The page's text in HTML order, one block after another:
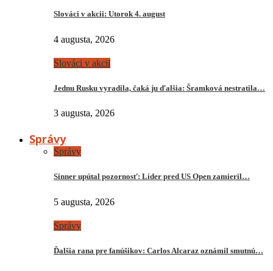
Slováci v akcii: Utorok 4. august
4 augusta, 2026
Slováci v akcii
Jednu Rusku vyradila, čaká ju ďalšia: Šramková nestratila…
3 augusta, 2026
Správy
Správy
Sinner upútal pozornosť: Líder pred US Open zamieril…
5 augusta, 2026
Správy
Ďalšia rana pre fanúšikov: Carlos Alcaraz oznámil smutnú…